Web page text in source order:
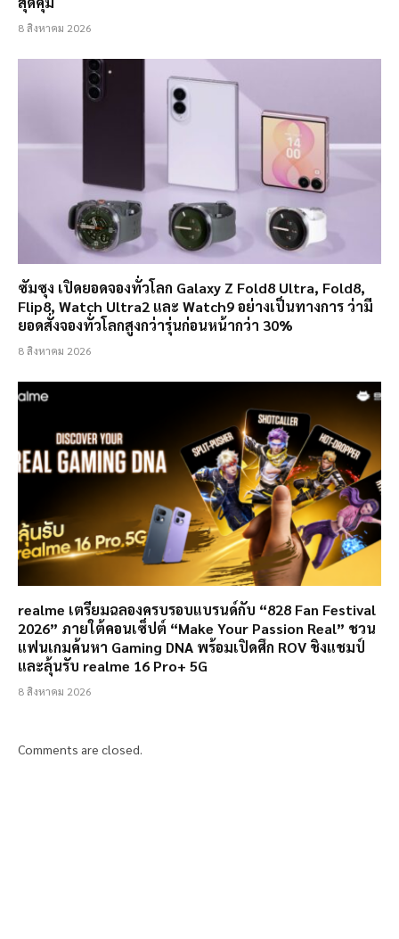
8 สิงหาคม 2026
ซัมซุง เปิดยอดจองทั่วโลก Galaxy Z Fold8 Ultra, Fold8,
Flip8, Watch Ultra2 และ Watch9 อย่างเป็นทางการ ว่ามี
ยอดสั่งจองทั่วโลกสูงกว่ารุ่นก่อนหน้ากว่า 30%
8 สิงหาคม 2026
realme เตรียมฉลองครบรอบแบรนด์กับ “828 Fan Festival
2026” ภายใต้คอนเซ็ปต์ “Make Your Passion Real” ชวน
แฟนเกมค้นหา Gaming DNA พร้อมเปิดศึก ROV ชิงแชมป์
และลุ้นรับ realme 16 Pro+ 5G
8 สิงหาคม 2026
Comments are closed.